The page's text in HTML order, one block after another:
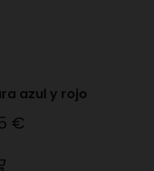
azul y rojo
€